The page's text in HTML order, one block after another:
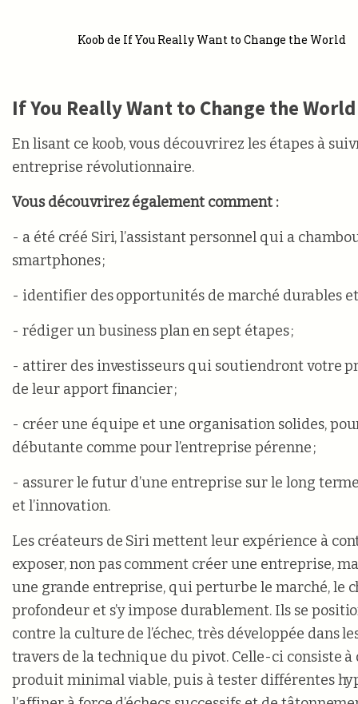
Koob de If You Really Want to Change the World
If You Really Want to Change the World
En lisant ce koob, vous découvrirez les étapes à
entreprise révolutionnaire.
Vous découvrirez également comment :
- a été créé Siri, l’assistant personnel qui a
smartphones ;
- identifier des opportunités de marché durables
- rédiger un business plan en sept étapes ;
- attirer des investisseurs qui soutiendront votre
de leur apport financier ;
- créer une équipe et une organisation solides,
débutante comme pour l’entreprise pérenne ;
- assurer le futur d’une entreprise sur le long
et l’innovation.
Les créateurs de Siri mettent leur expérience à
exposer, non pas comment créer une entreprise,
une grande entreprise, qui perturbe le marché, le
profondeur et s’y impose durablement. Ils se
contre la culture de l’échec, très développée dans
travers de la technique du pivot. Celle-ci consiste
produit minimal viable, puis à tester différentes